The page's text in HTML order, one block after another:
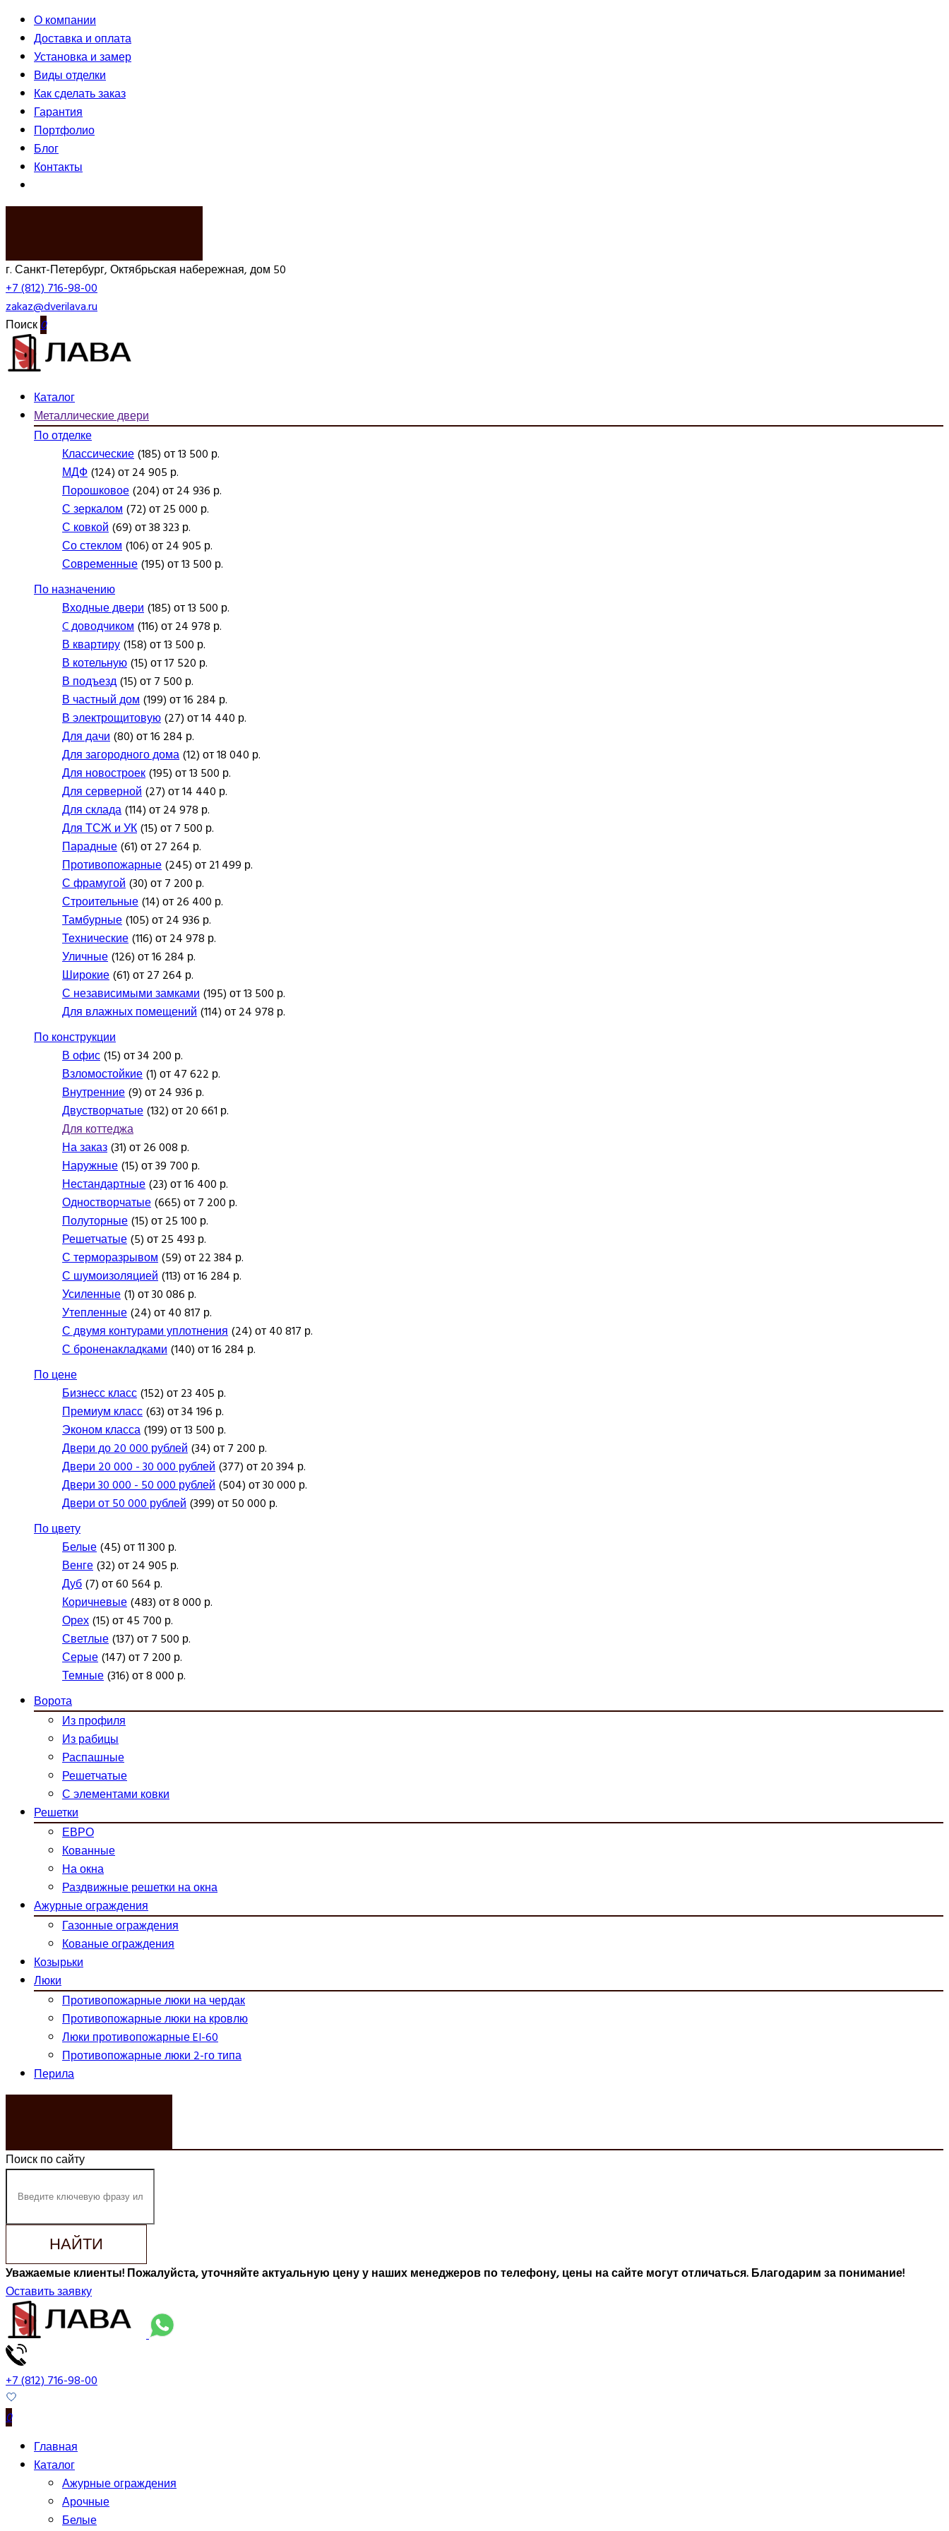
О компании
Доставка и оплата
Установка и замер
Виды отделки
Как сделать заказ
Гарантия
Портфолио
Блог
Контакты
г. Санкт-Петербург, Октябрьская набережная, дом 50
+7 (812) 716-98-00
zakaz@dverilava.ru
Поиск0
Каталог
Металлические двери
По отделке
Классические(185) от 13 500 р.
МДФ(124) от 24 905 р.
Порошковое(204) от 24 936 р.
С зеркалом(72) от 25 000 р.
С ковкой(69) от 38 323 р.
Со стеклом(106) от 24 905 р.
Современные(195) от 13 500 р.
По назначению
Входные двери(185) от 13 500 р.
C доводчиком(116) от 24 978 р.
В квартиру(158) от 13 500 р.
В котельную(15) от 17 520 р.
В подъезд(15) от 7 500 р.
В частный дом(199) от 16 284 р.
В электрощитовую(27) от 14 440 р.
Для дачи(80) от 16 284 р.
Для загородного дома(12) от 18 040 р.
Для новостроек(195) от 13 500 р.
Для серверной(27) от 14 440 р.
Для склада(114) от 24 978 р.
Для ТСЖ и УК(15) от 7 500 р.
Парадные(61) от 27 264 р.
Противопожарные(245) от 21 499 р.
С фрамугой(30) от 7 200 р.
Строительные(14) от 26 400 р.
Тамбурные(105) от 24 936 р.
Технические(116) от 24 978 р.
Уличные(126) от 16 284 р.
Широкие(61) от 27 264 р.
С независимыми замками(195) от 13 500 р.
Для влажных помещений(114) от 24 978 р.
По конструкции
В офис(15) от 34 200 р.
Взломостойкие(1) от 47 622 р.
Внутренние(9) от 24 936 р.
Двустворчатые(132) от 20 661 р.
Для коттеджа
На заказ(31) от 26 008 р.
Наружные(15) от 39 700 р.
Нестандартные(23) от 16 400 р.
Одностворчатые(665) от 7 200 р.
Полуторные(15) от 25 100 р.
Решетчатые(5) от 25 493 р.
С терморазрывом(59) от 22 384 р.
С шумоизоляцией(113) от 16 284 р.
Усиленные(1) от 30 086 р.
Утепленные(24) от 40 817 р.
С двумя контурами уплотнения(24) от 40 817 р.
С броненакладками(140) от 16 284 р.
По цене
Бизнесс класс(152) от 23 405 р.
Премиум класс(63) от 34 196 р.
Эконом класса(199) от 13 500 р.
Двери до 20 000 рублей(34) от 7 200 р.
Двери 20 000 - 30 000 рублей(377) от 20 394 р.
Двери 30 000 - 50 000 рублей(504) от 30 000 р.
Двери от 50 000 рублей(399) от 50 000 р.
По цвету
Белые(45) от 11 300 р.
Венге(32) от 24 905 р.
Дуб(7) от 60 564 р.
Коричневые(483) от 8 000 р.
Орех(15) от 45 700 р.
Светлые(137) от 7 500 р.
Серые(147) от 7 200 р.
Темные(316) от 8 000 р.
Ворота
Из профиля
Из рабицы
Распашные
Решетчатые
С элементами ковки
Решетки
ЕВРО
Кованные
На окна
Раздвижные решетки на окна
Ажурные ограждения
Газонные ограждения
Кованые ограждения
Козырьки
Люки
Противопожарные люки на чердак
Противопожарные люки на кровлю
Люки противопожарные EI-60
Противопожарные люки 2-го типа
Перила
Поиск по сайту
НАЙТИ
Уважаемые клиенты! Пожалуйста, уточняйте актуальную цену у наших менеджеров по телефону, цены на сайте могут отличаться. Благодарим за понимание!
Оставить заявку
+7 (812) 716-98-00
0
Главная
Каталог
Ажурные ограждения
Арочные
Белые